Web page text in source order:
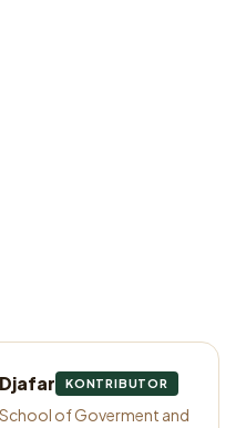
KONTRIBUTOR
of Goverment and